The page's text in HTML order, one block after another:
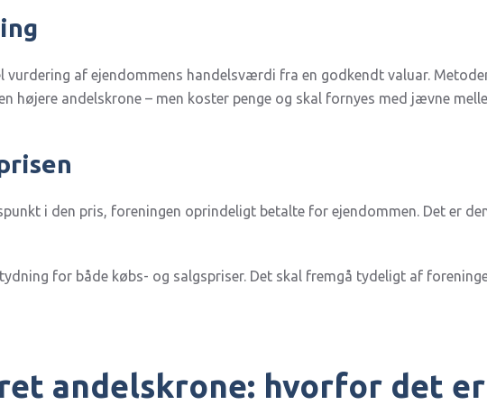
vurdering af ejendommens handelsværdi fra en godkendt valuar.
højere andelskrone – men koster penge og skal fornyes med jævne
i den pris, foreningen oprindeligt betalte for ejendommen. Det er
for både købs- og salgspriser. Det skal fremgå tydeligt af
andelskrone: hvorfor det